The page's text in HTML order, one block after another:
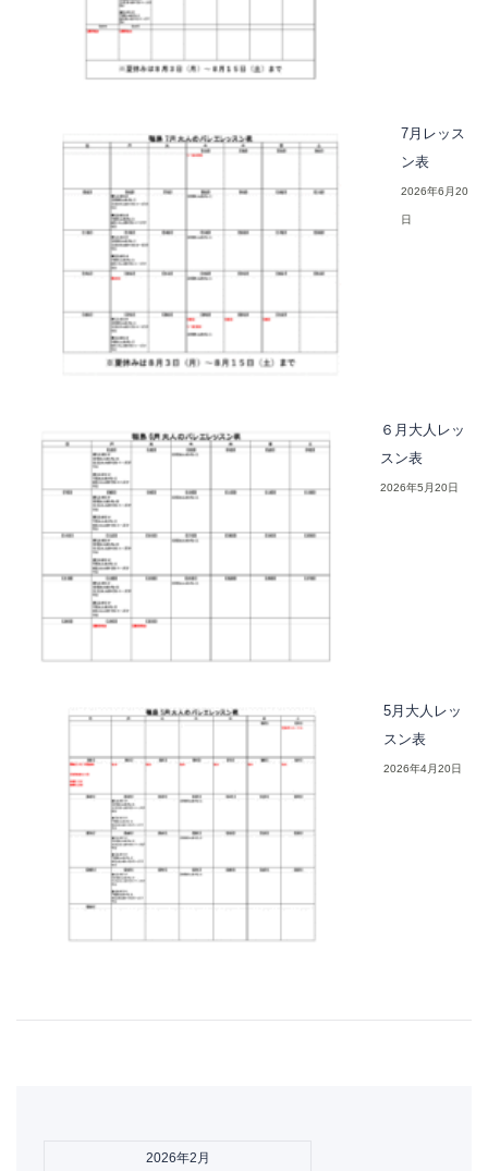
7月レッス
ン表
2026年6月20
日
６月大人レッ
スン表
2026年5月20日
5月大人レッ
スン表
2026年4月20日
2026年2月